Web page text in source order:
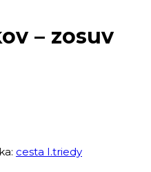
– zosuv
cesta I.triedy